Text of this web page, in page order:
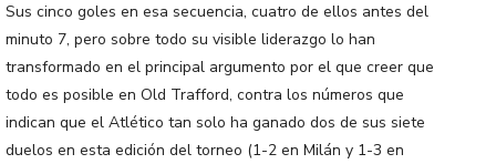
Sus cinco goles en esa secuencia, cuatro de ellos antes del
minuto 7, pero sobre todo su visible liderazgo lo han
transformado en el principal argumento por el que creer que
todo es posible en Old Trafford, contra los números que
indican que el Atlético tan solo ha ganado dos de sus siete
duelos en esta edición del torneo (1-2 en Milán y 1-3 en